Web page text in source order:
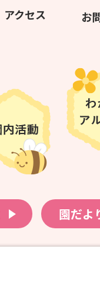
アクセス お
園だよ